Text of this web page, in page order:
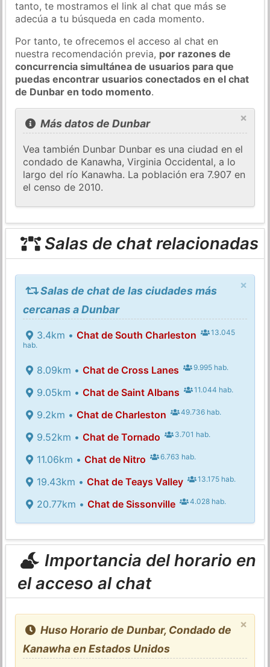
tanto, te mostramos el link al chat que más se
adecúa a tu búsqueda en cada momento.
Por tanto, te ofrecemos el acceso al chat en
nuestra recomendación previa, por razones de
concurrencia simultánea de usuarios para que
puedas encontrar usuarios conectados en el chat
de Dunbar en todo momento.
×
Más datos de Dunbar
Vea también Dunbar Dunbar es una ciudad en el
condado de Kanawha, Virginia Occidental, a lo
largo del río Kanawha. La población era 7.907 en
el censo de 2010.
Salas de chat relacionadas
×
Salas de chat de las ciudades más
cercanas a Dunbar
3.4km • Chat de South Charleston
13.045
hab.
8.09km • Chat de Cross Lanes 9.995 hab.
9.05km • Chat de Saint Albans 11.044 hab.
9.2km • Chat de Charleston 49.736 hab.
9.52km • Chat de Tornado 3.701 hab.
11.06km • Chat de Nitro 6.763 hab.
19.43km • Chat de Teays Valley 13.175 hab.
20.77km • Chat de Sissonville 4.028 hab.
Importancia del horario en
el acceso al chat
×
Huso Horario de Dunbar, Condado de
Kanawha en Estados Unidos